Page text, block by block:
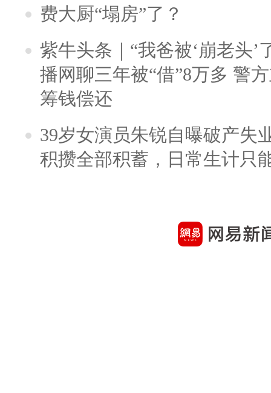
费大厨“塌房”了？
紫牛头条｜“我爸被‘崩老头’
播网聊三年被“借”8万多 警
筹钱偿还
39岁女演员朱锐自曝破产失
积攒全部积蓄，日常生计只